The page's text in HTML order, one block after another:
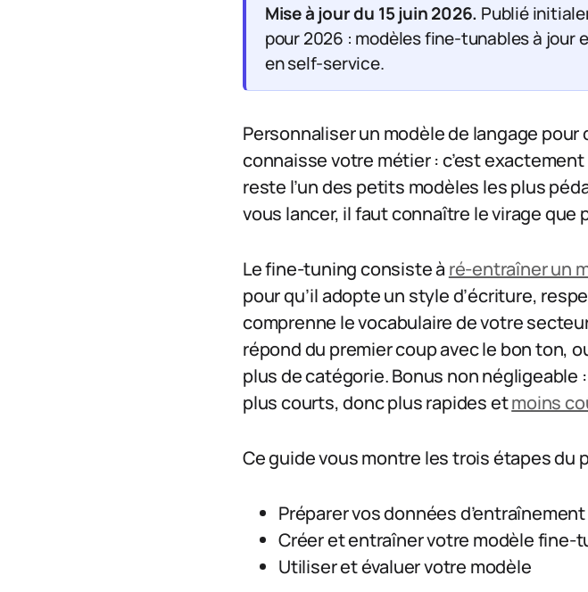
Mise à jour du 15 juin 2026. Publié
pour 2026 : modèles fine-tunables à jour
en self-service.
Personnaliser un modèle de langage
connaisse votre métier : c’est
reste l’un des petits modèles les plus
vous lancer, il faut connaître le virage que
Le fine-tuning consiste à ré-entraîner un
pour qu’il adopte un style d’écriture,
comprenne le vocabulaire de votre
répond du premier coup avec le bon ton,
plus de catégorie. Bonus non
plus courts, donc plus rapides etmoins
Ce guide vous montre les trois étapes du
Préparer vos données d’entraînement
Créer et entraîner votre modèle fine-
Utiliser et évaluer votre modèle